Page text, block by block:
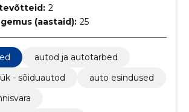
2
(aastaid): 25
autod ja autotarbed
- sõiduautod
auto esindused